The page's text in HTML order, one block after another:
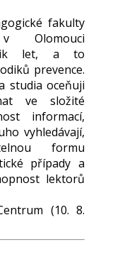
fakulty
Olomouci
let, a to
prevence.
studia oceňuji
ve složité
informací,
vyhledávají,
formu
případy a
lektorů
(10. 8.